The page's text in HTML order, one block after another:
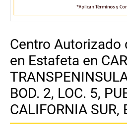
Centro Autorizado
en Estafeta en
BOD. 2, LOC. 5,
CALIFORNIA